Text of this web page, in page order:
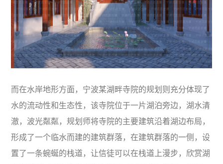
而在水岸地形方面，宁波某湖畔寺院的规划则充分体现了
水的流动性和生态性，该寺院位于一片湖泊旁边，湖水清
澈，波光粼粼，规划师将寺院的主要建筑沿着湖边布局，
形成了一个临水而建的建筑群落，在建筑群落的一侧，设
置了一条蜿蜒的栈道，让信徒可以在栈道上漫步，欣赏湖